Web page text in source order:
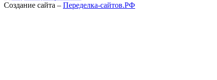
Создание сайта – Переделка-сайтов.РФ